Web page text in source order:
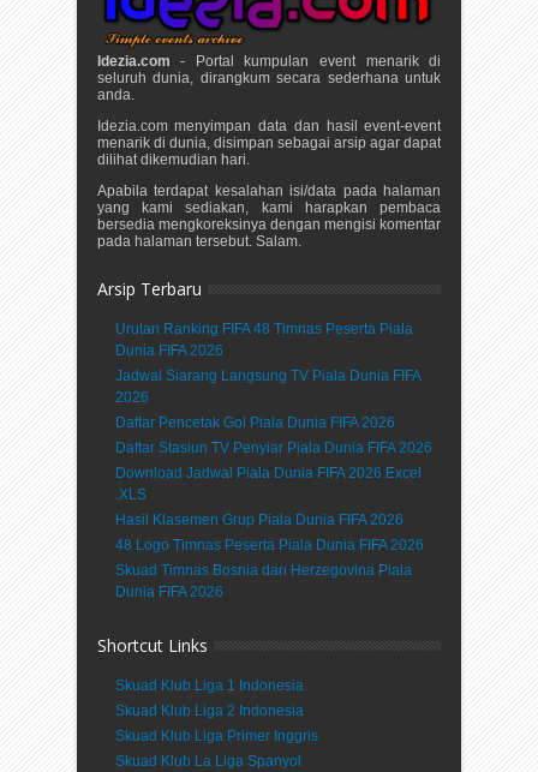
Idezia.com - Portal kumpulan event menarik di
seluruh dunia, dirangkum secara sederhana untuk
anda.
Idezia.com menyimpan data dan hasil event-event
menarik di dunia, disimpan sebagai arsip agar dapat
dilihat dikemudian hari.
Apabila terdapat kesalahan isi/data pada halaman
yang kami sediakan, kami harapkan pembaca
bersedia mengkoreksinya dengan mengisi komentar
pada halaman tersebut. Salam.
Arsip Terbaru
Urutan Ranking FIFA 48 Timnas Peserta Piala
Dunia FIFA 2026
Jadwal Siarang Langsung TV Piala Dunia FIFA
2026
Daftar Pencetak Gol Piala Dunia FIFA 2026
Daftar Stasiun TV Penyiar Piala Dunia FIFA 2026
Download Jadwal Piala Dunia FIFA 2026 Excel
.XLS
Hasil Klasemen Grup Piala Dunia FIFA 2026
48 Logo Timnas Peserta Piala Dunia FIFA 2026
Skuad Timnas Bosnia dan Herzegovina Piala
Dunia FIFA 2026
Shortcut Links
Skuad Klub Liga 1 Indonesia
Skuad Klub Liga 2 Indonesia
Skuad Klub Liga Primer Inggris
Skuad Klub La Liga Spanyol